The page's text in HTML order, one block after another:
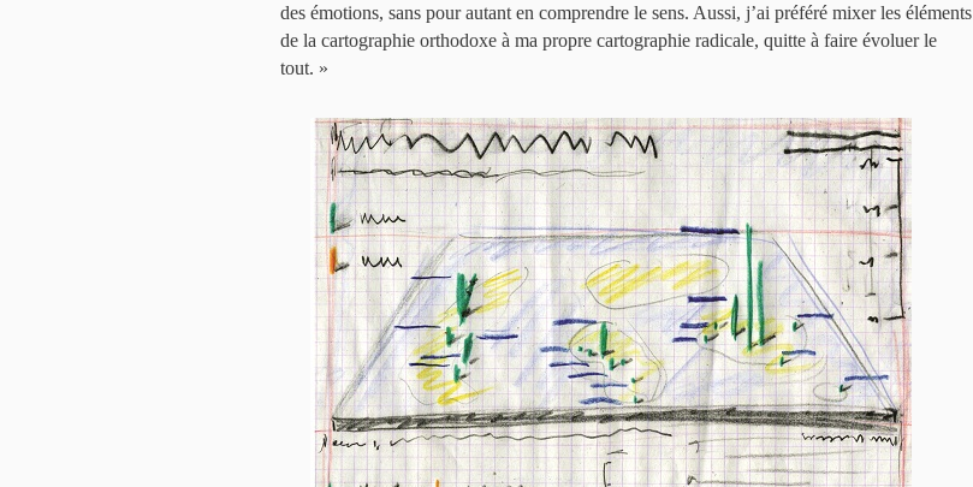
des émotions, sans pour autant en comprendre le sens. Aussi, j’ai préféré mixer les éléments
de la cartographie orthodoxe à ma propre cartographie radicale, quitte à faire évoluer le
tout. »